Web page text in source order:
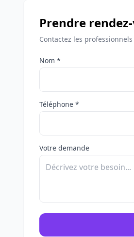
Prendre
Contactez les
Nom *
Téléphone *
Votre demande